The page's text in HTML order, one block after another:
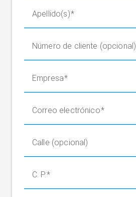
Apellido(s)
Número de cliente (opcional)
Empresa
Correo electrónico
Calle (opcional)
C. P.